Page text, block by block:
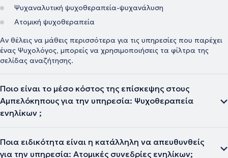
Ψυχαναλυτική ψυχοθεραπεία-ψυχανάλυση
Ατομική ψυχοθεραπεία
Αν θέλεις να μάθεις περισσότερα για τις υπηρεσίες που παρέχει
ένας Ψυχολόγος, μπορείς να χρησιμοποιήσεις τα φίλτρα της
σελίδας αναζήτησης.
Ποιο είναι το μέσο κόστος της επίσκεψης στους
Αμπελόκηπους για την υπηρεσία: Ψυχοθεραπεία
ενηλίκων ;
Ποια ειδικότητα είναι η κατάλληλη να απευθυνθείς
για την υπηρεσία: Ατομικές συνεδρίες ενηλίκων;